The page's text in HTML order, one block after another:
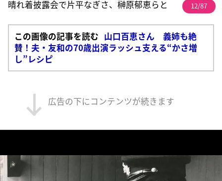
晴れ着披露会で片平なぎさ、榊原郁恵らと 12/87
この画像の記事を読む 山口百恵さん 義姉も絶
賛！夫・友和の70歳出演ラッシュ支える“かさ増
し”レシピ
広告の下にコンテンツが続きます